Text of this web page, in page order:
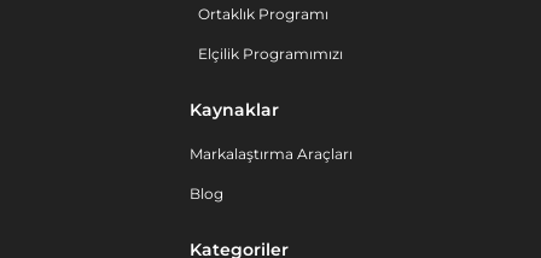
Ortaklık Programı
Elçilik Programımızı
Kaynaklar
Markalaştırma Araçları
Blog
Kategoriler